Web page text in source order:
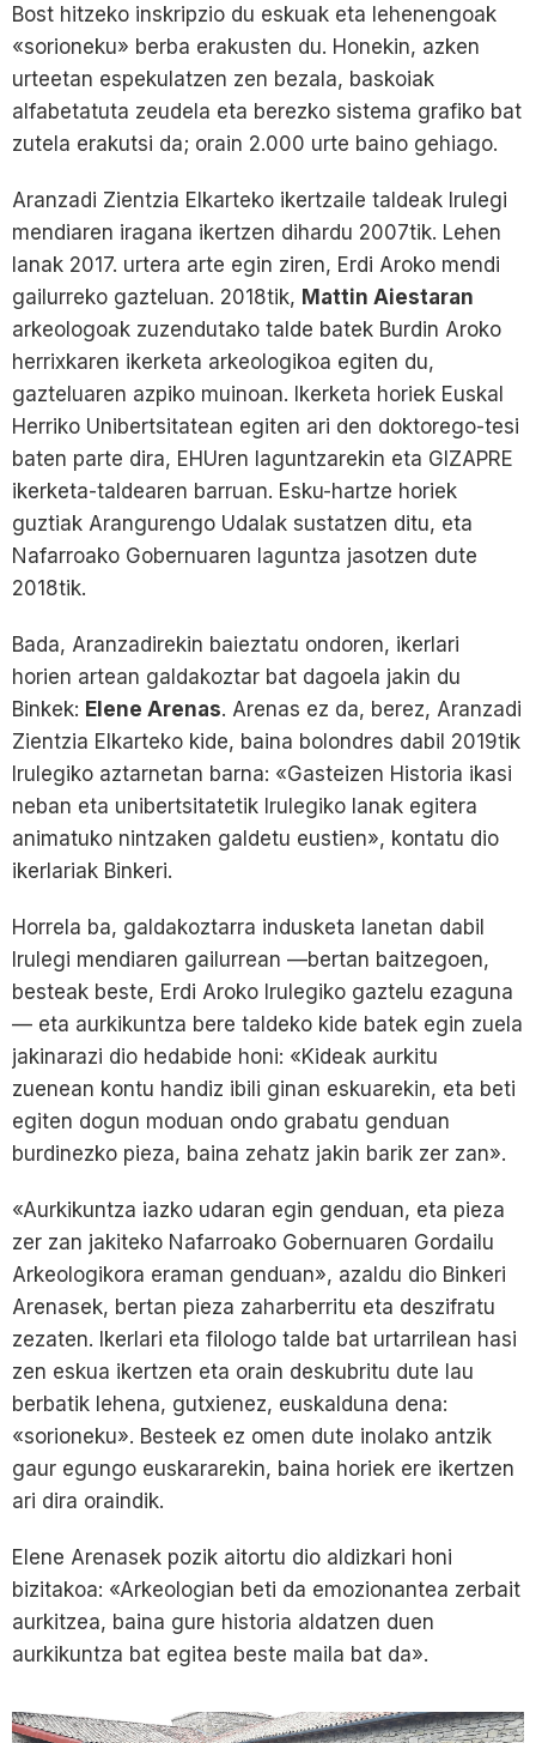
Bost hitzeko inskripzio du eskuak eta lehenengoak
«sorioneku» berba erakusten du. Honekin, azken
urteetan espekulatzen zen bezala, baskoiak
alfabetatuta zeudela eta berezko sistema grafiko bat
zutela erakutsi da; orain 2.000 urte baino gehiago.
Aranzadi Zientzia Elkarteko ikertzaile taldeak Irulegi
mendiaren iragana ikertzen dihardu 2007tik. Lehen
lanak 2017. urtera arte egin ziren, Erdi Aroko mendi
gailurreko gazteluan. 2018tik, Mattin Aiestaran
arkeologoak zuzendutako talde batek Burdin Aroko
herrixkaren ikerketa arkeologikoa egiten du,
gazteluaren azpiko muinoan. Ikerketa horiek Euskal
Herriko Unibertsitatean egiten ari den doktorego-tesi
baten parte dira, EHUren laguntzarekin eta GIZAPRE
ikerketa-taldearen barruan. Esku-hartze horiek
guztiak Arangurengo Udalak sustatzen ditu, eta
Nafarroako Gobernuaren laguntza jasotzen dute
2018tik.
Bada, Aranzadirekin baieztatu ondoren, ikerlari
horien artean galdakoztar bat dagoela jakin du
Binkek: Elene Arenas. Arenas ez da, berez, Aranzadi
Zientzia Elkarteko kide, baina bolondres dabil 2019tik
Irulegiko aztarnetan barna: «Gasteizen Historia ikasi
neban eta unibertsitatetik Irulegiko lanak egitera
animatuko nintzaken galdetu eustien», kontatu dio
ikerlariak Binkeri.
Horrela ba, galdakoztarra indusketa lanetan dabil
Irulegi mendiaren gailurrean —bertan baitzegoen,
besteak beste, Erdi Aroko Irulegiko gaztelu ezaguna
— eta aurkikuntza bere taldeko kide batek egin zuela
jakinarazi dio hedabide honi: «Kideak aurkitu
zuenean kontu handiz ibili ginan eskuarekin, eta beti
egiten dogun moduan ondo grabatu genduan
burdinezko pieza, baina zehatz jakin barik zer zan».
«Aurkikuntza iazko udaran egin genduan, eta pieza
zer zan jakiteko Nafarroako Gobernuaren Gordailu
Arkeologikora eraman genduan», azaldu dio Binkeri
Arenasek, bertan pieza zaharberritu eta deszifratu
zezaten. Ikerlari eta filologo talde bat urtarrilean hasi
zen eskua ikertzen eta orain deskubritu dute lau
berbatik lehena, gutxienez, euskalduna dena:
«sorioneku». Besteek ez omen dute inolako antzik
gaur egungo euskararekin, baina horiek ere ikertzen
ari dira oraindik.
Elene Arenasek pozik aitortu dio aldizkari honi
bizitakoa: «Arkeologian beti da emozionantea zerbait
aurkitzea, baina gure historia aldatzen duen
aurkikuntza bat egitea beste maila bat da».